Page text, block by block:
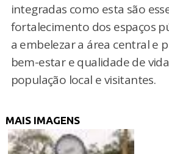
integradas como esta são
fortalecimento dos espaços
a embelezar a área central e
bem-estar e qualidade de
população local e visitantes.
MAIS IMAGENS